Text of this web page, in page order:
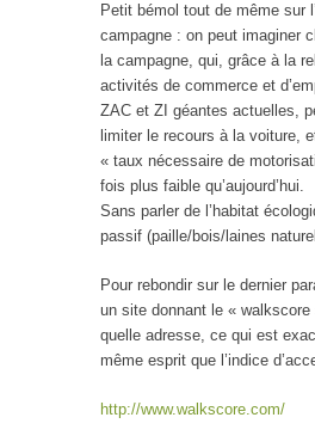
Petit bémol tout de même sur
campagne : on peut imaginer
la campagne, qui, grâce à la
activités de commerce et
ZAC et ZI géantes actuelles,
limiter le recours à la voiture,
« taux nécessaire de
fois plus faible qu’aujourd’hui.
Sans parler de l’habitat
passif (paille/bois/laines
Pour rebondir sur le dernier
un site donnant le « walkscore
quelle adresse, ce qui est
même esprit que l’indice
http://www.walkscore.com/